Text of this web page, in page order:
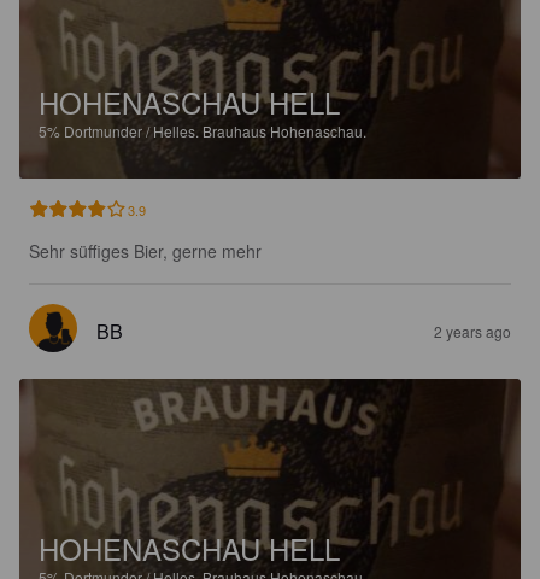
HOHENASCHAU HELL
5% Dortmunder / Helles. Brauhaus Hohenaschau.
3.9
Sehr süffiges Bier, gerne mehr
BB 2 years ago
HOHENASCHAU HELL